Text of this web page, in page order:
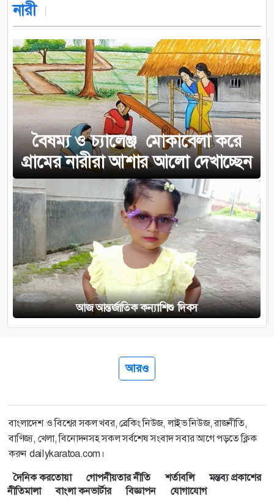
নারী
বৈষম্য ও চ্যালেঞ্জ মোকাবেলা করে
গ্রামের নারীরা আশার আলো দেখাচ্ছেন
আজ আন্তর্জাতিক কন্যাশিশু দিবস
আরও
বাংলাদেশ ও বিশ্বের সকল খবর, ব্রেকিং নিউজ, লাইভ নিউজ, রাজনীতি,
বাণিজ্য, খেলা, বিনোদনসহ সকল সর্বশেষ সংবাদ সবার আগে পড়তে ক্লিক
করুন dailykaratoa.com।
দৈনিক করতোয়া
গোপনীয়তার নীতি শর্তাবলি
মন্তব্য প্রকাশের
নীতিমালা
বাংলা কনভার্টার বিজ্ঞাপন যোগাযোগ